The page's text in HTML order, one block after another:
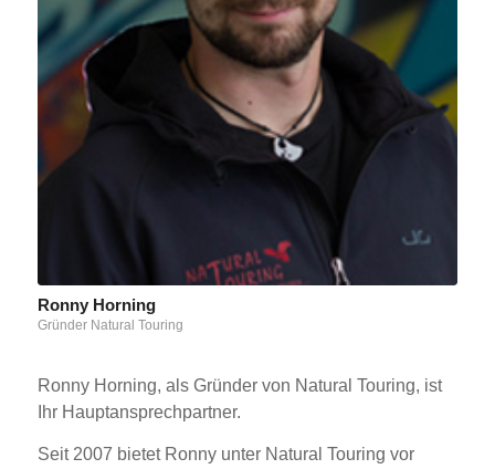
Ronny Horning
Gründer Natural Touring
Ronny Horning, als Gründer von Natural Touring, ist
Ihr Hauptansprechpartner.
Seit 2007 bietet Ronny unter Natural Touring vor